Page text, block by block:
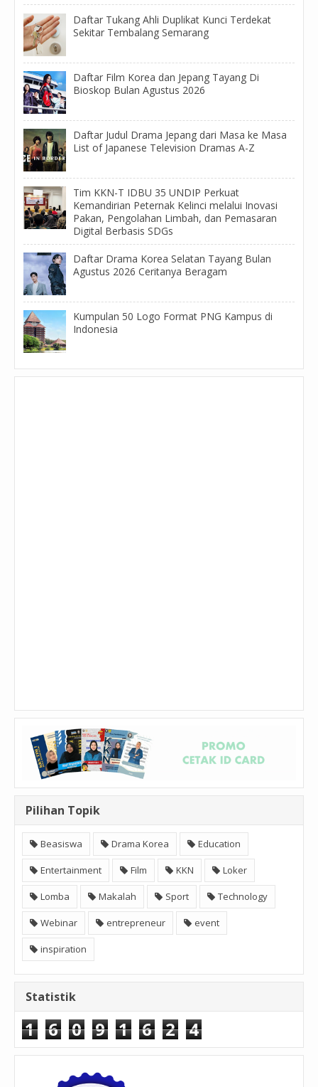
Daftar Tukang Ahli Duplikat Kunci Terdekat
Sekitar Tembalang Semarang
Daftar Film Korea dan Jepang Tayang Di
Bioskop Bulan Agustus 2026
Daftar Judul Drama Jepang dari Masa ke Masa
List of Japanese Television Dramas A-Z
Tim KKN-T IDBU 35 UNDIP Perkuat
Kemandirian Peternak Kelinci melalui Inovasi
Pakan, Pengolahan Limbah, dan Pemasaran
Digital Berbasis SDGs
Daftar Drama Korea Selatan Tayang Bulan
Agustus 2026 Ceritanya Beragam
Kumpulan 50 Logo Format PNG Kampus di
Indonesia
Pilihan Topik
Beasiswa Drama Korea Education
Entertainment Film KKN Loker
Lomba Makalah Sport Technology
Webinar entrepreneur event
inspiration
Statistik
1 6 0 9 1 6 2 4